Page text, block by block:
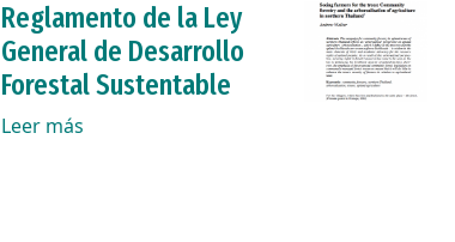
Reglamento de la Ley
General de Desarrollo
Forestal Sustentable
Leer más